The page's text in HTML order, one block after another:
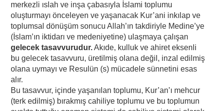
merkezli ıslah ve inşa çabasıyla İslami toplumu
oluşturmayı önceleyen ve yaşanacak Kur’ani inkılap ve
toplumsal dönüşüm sonucu Allah’ın takdiriyle Medine’ye
(İslam’ın iktidarı ve medeniyetine) ulaşmaya çalışan
gelecek tasavvurudur.Akıde, kulluk ve ahiret eksenli
bu gelecek tasavvuru, üretilmiş olana değil, inzal edilmiş
olana uymayı ve Resulün (s) mücadele sünnetini esas
alır.
Bu tasavvur, içinde yaşanılan toplumu, Kur’an’ı mehcur
(terk edilmiş) bırakmış cahiliye toplumu ve bu toplumun